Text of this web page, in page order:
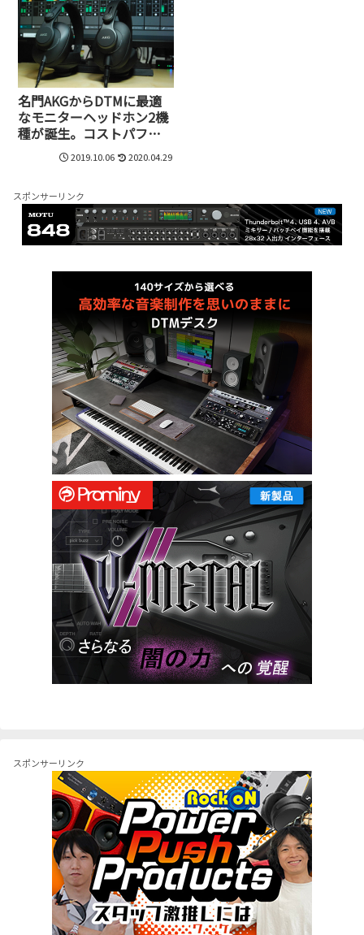
名門AKGからDTMに最適
なモニターヘッドホン2機
種が誕生。コストパフォ
ーマンスに優れたK361-
Y3、K371-Y3を試してみた
2019.10.06 2020.04.29
スポンサーリンク
スポンサーリンク